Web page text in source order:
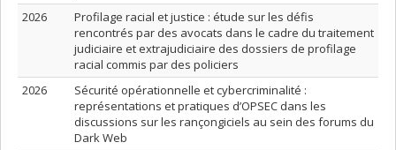
2026
Profilage racial et justice : étude sur les défis
rencontrés par des avocats dans le cadre du traitement
judiciaire et extrajudiciaire des dossiers de profilage
racial commis par des policiers
2026
Sécurité opérationnelle et cybercriminalité :
représentations et pratiques d’OPSEC dans les
discussions sur les rançongiciels au sein des forums du
Dark Web